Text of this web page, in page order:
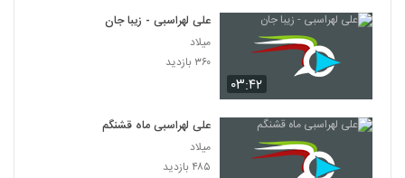
۰۳:۴۲
علی لهراسبی - زیبا جان
میلاد
۳۶۰ بازدید
علی لهراسبی ماه قشنگم
میلاد
۴۸۵ بازدید